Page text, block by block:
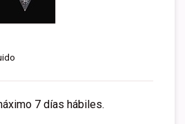
7 días hábiles.